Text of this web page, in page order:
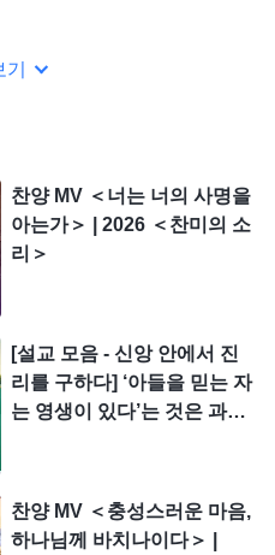
찬양 MV ＜너는 너의 사명을
아는가＞ | 2026 ＜찬미의 소
리＞
[설교 모음 - 신앙 안에서 진
리를 구하다] ‘아들을 믿는 자
는 영생이 있다’는 것은 과연
찬양 MV ＜충성스러운 마음,
하나님께 바치나이다＞ |